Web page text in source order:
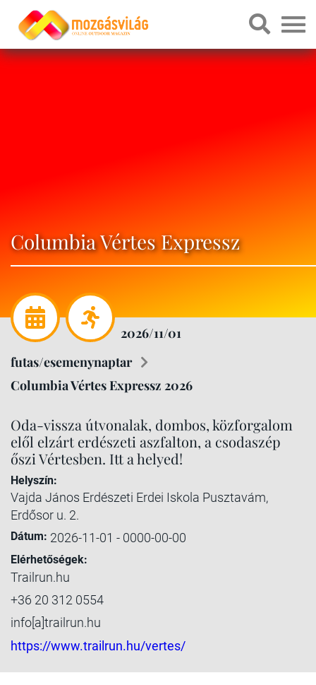
Columbia Vértes Expressz
2026/11/01
futas/esemenynaptar
Columbia Vértes Expressz 2026
Oda-vissza útvonalak, dombos, közforgalom
elől elzárt erdészeti aszfalton, a csodaszép
őszi Vértesben. Itt a helyed!
Helyszín:
Vajda János Erdészeti Erdei Iskola Pusztavám,
Erdősor u. 2.
Dátum: 2026-11-01 - 0000-00-00
Elérhetőségek:
Trailrun.hu
+36 20 312 0554
info[a]trailrun.hu
https://www.trailrun.hu/vertes/